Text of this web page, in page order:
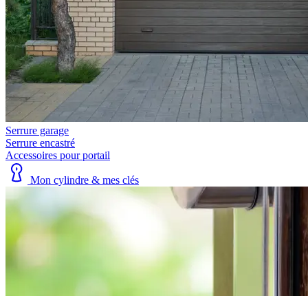
Serrure garage
Serrure encastré
Accessoires pour portail
Mon cylindre & mes clés